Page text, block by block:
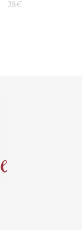
28€